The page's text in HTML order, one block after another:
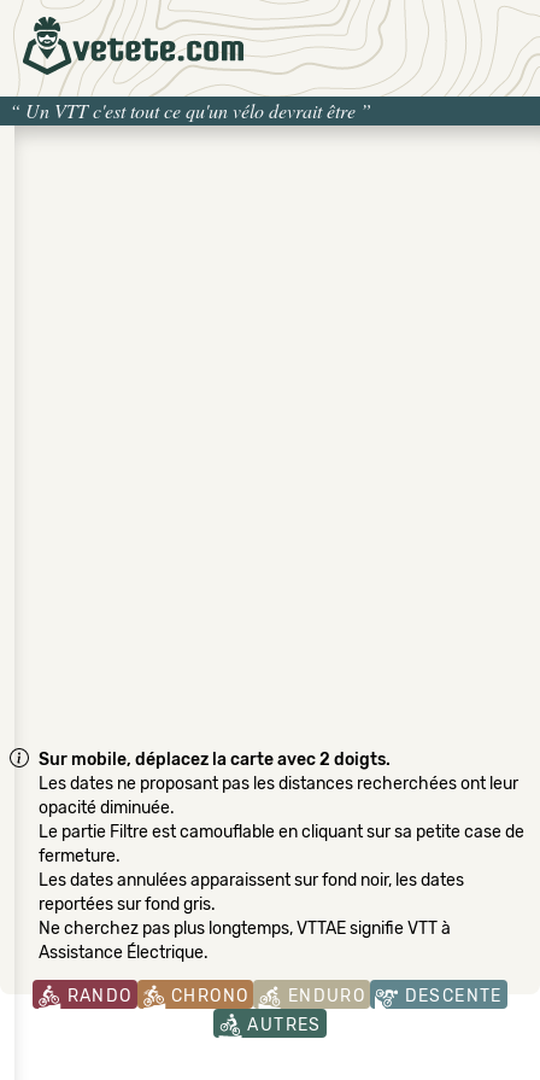
“ Un VTT c'est tout ce qu'un vélo devrait être ”
Sur mobile, déplacez la carte avec 2 doigts.
Les dates ne proposant pas les distances recherchées ont leur
opacité diminuée.
Le partie Filtre est camouflable en cliquant sur sa petite case de
fermeture.
Les dates annulées apparaissent sur fond noir, les dates
reportées sur fond gris.
Ne cherchez pas plus longtemps, VTTAE signifie VTT à
Assistance Électrique.
RANDO CHRONO ENDURO
DESCENTE
AUTRES